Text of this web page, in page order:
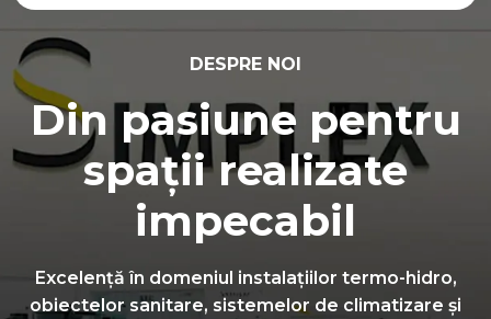
DESPRE NOI
Din pasiune pentru
spații realizate
impecabil
Excelență în domeniul instalațiilor termo-hidro,
obiectelor sanitare, sistemelor de climatizare și